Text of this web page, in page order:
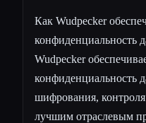
Как Wudpecker
конфиденциальность
Wudpecker
конфиденциальность
шифрования, контроля
лучшим отраслевым